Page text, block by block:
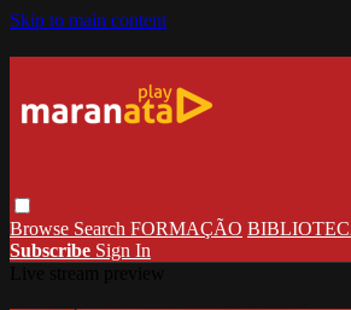
Skip to main content
Browse Search FORMAÇÃO
Subscribe Sign In